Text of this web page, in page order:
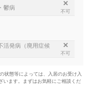
鬱病
不可
活発病（廃用症候
不可
状態等によっては、入居のお受け入
います。まずはお気軽にご相談くだ